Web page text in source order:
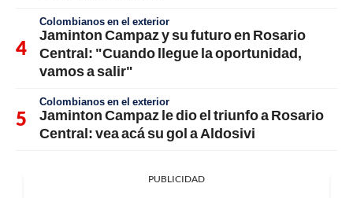
Colombianos en el exterior
Jaminton Campaz y su futuro en Rosario
Central: "Cuando llegue la oportunidad,
vamos a salir"
Colombianos en el exterior
Jaminton Campaz le dio el triunfo a Rosario
Central: vea acá su gol a Aldosivi
PUBLICIDAD